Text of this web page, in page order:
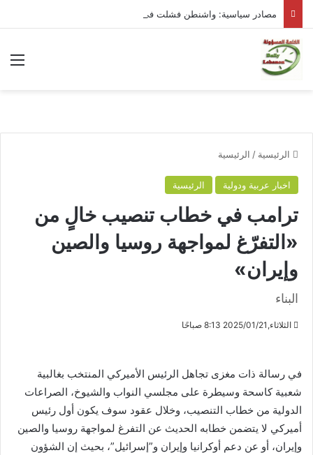
مصادر سياسية: واشنطن فشلت في إِحداث خرقٍ في المفاوضات
الرئيسية / الرئيسية
اخبار عربية ودولية الرئيسية
ترامب في خطاب تنصيب خالٍ من
«التفرّغ لمواجهة روسيا والصين
وإيران»
البناء
الثلاثاء,2025/01/21 8:13 صباحًا
في رسالة ذات مغزى تجاهل الرئيس الأميركي المنتخب بغالبية
شعبية كاسحة وسيطرة على مجلسي النواب والشيوخ، الصراعات
الدولية من خطاب التنصيب، وخلال عقود سوف يكون أول رئيس
أميركي لا يتضمن خطابه الحديث عن التفرغ لمواجهة روسيا والصين
وإيران، أو عن دعم أوكرانيا وإيران و”إسرائيل”، بحيث إن الشؤون